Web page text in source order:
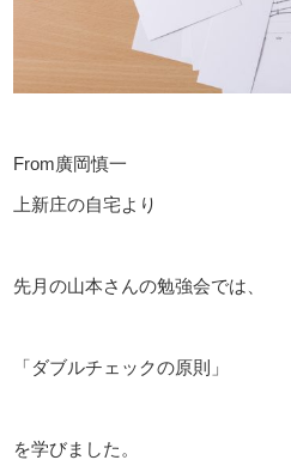
From廣岡慎一
上新庄の自宅より
先月の山本さんの勉強会では、
「ダブルチェックの原則」
を学びました。